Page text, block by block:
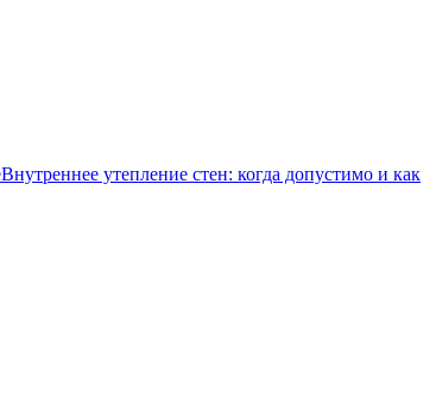
Внутреннее утепление стен: когда допустимо и как